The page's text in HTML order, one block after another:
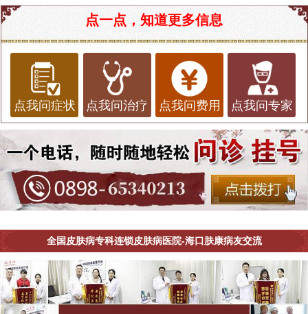
点一点，知道更多信息
点我问症状 点我问治疗 点我问费用 点我问专家
全国皮肤病专科连锁皮肤病医院-海口肤康病友交流